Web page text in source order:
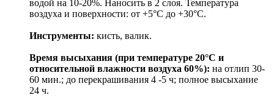
водой на 10-20%. Наносить в 2 слоя. Температура
воздуха и поверхности: от +5°С до +30°С.
Инструменты: кисть, валик.
Время высыхания (при температуре 20°С и
относительной влажности воздуха 60%): на отлип 30-
60 мин.; до перекрашивания 4 -5 ч; полное высыхание
24 ч.